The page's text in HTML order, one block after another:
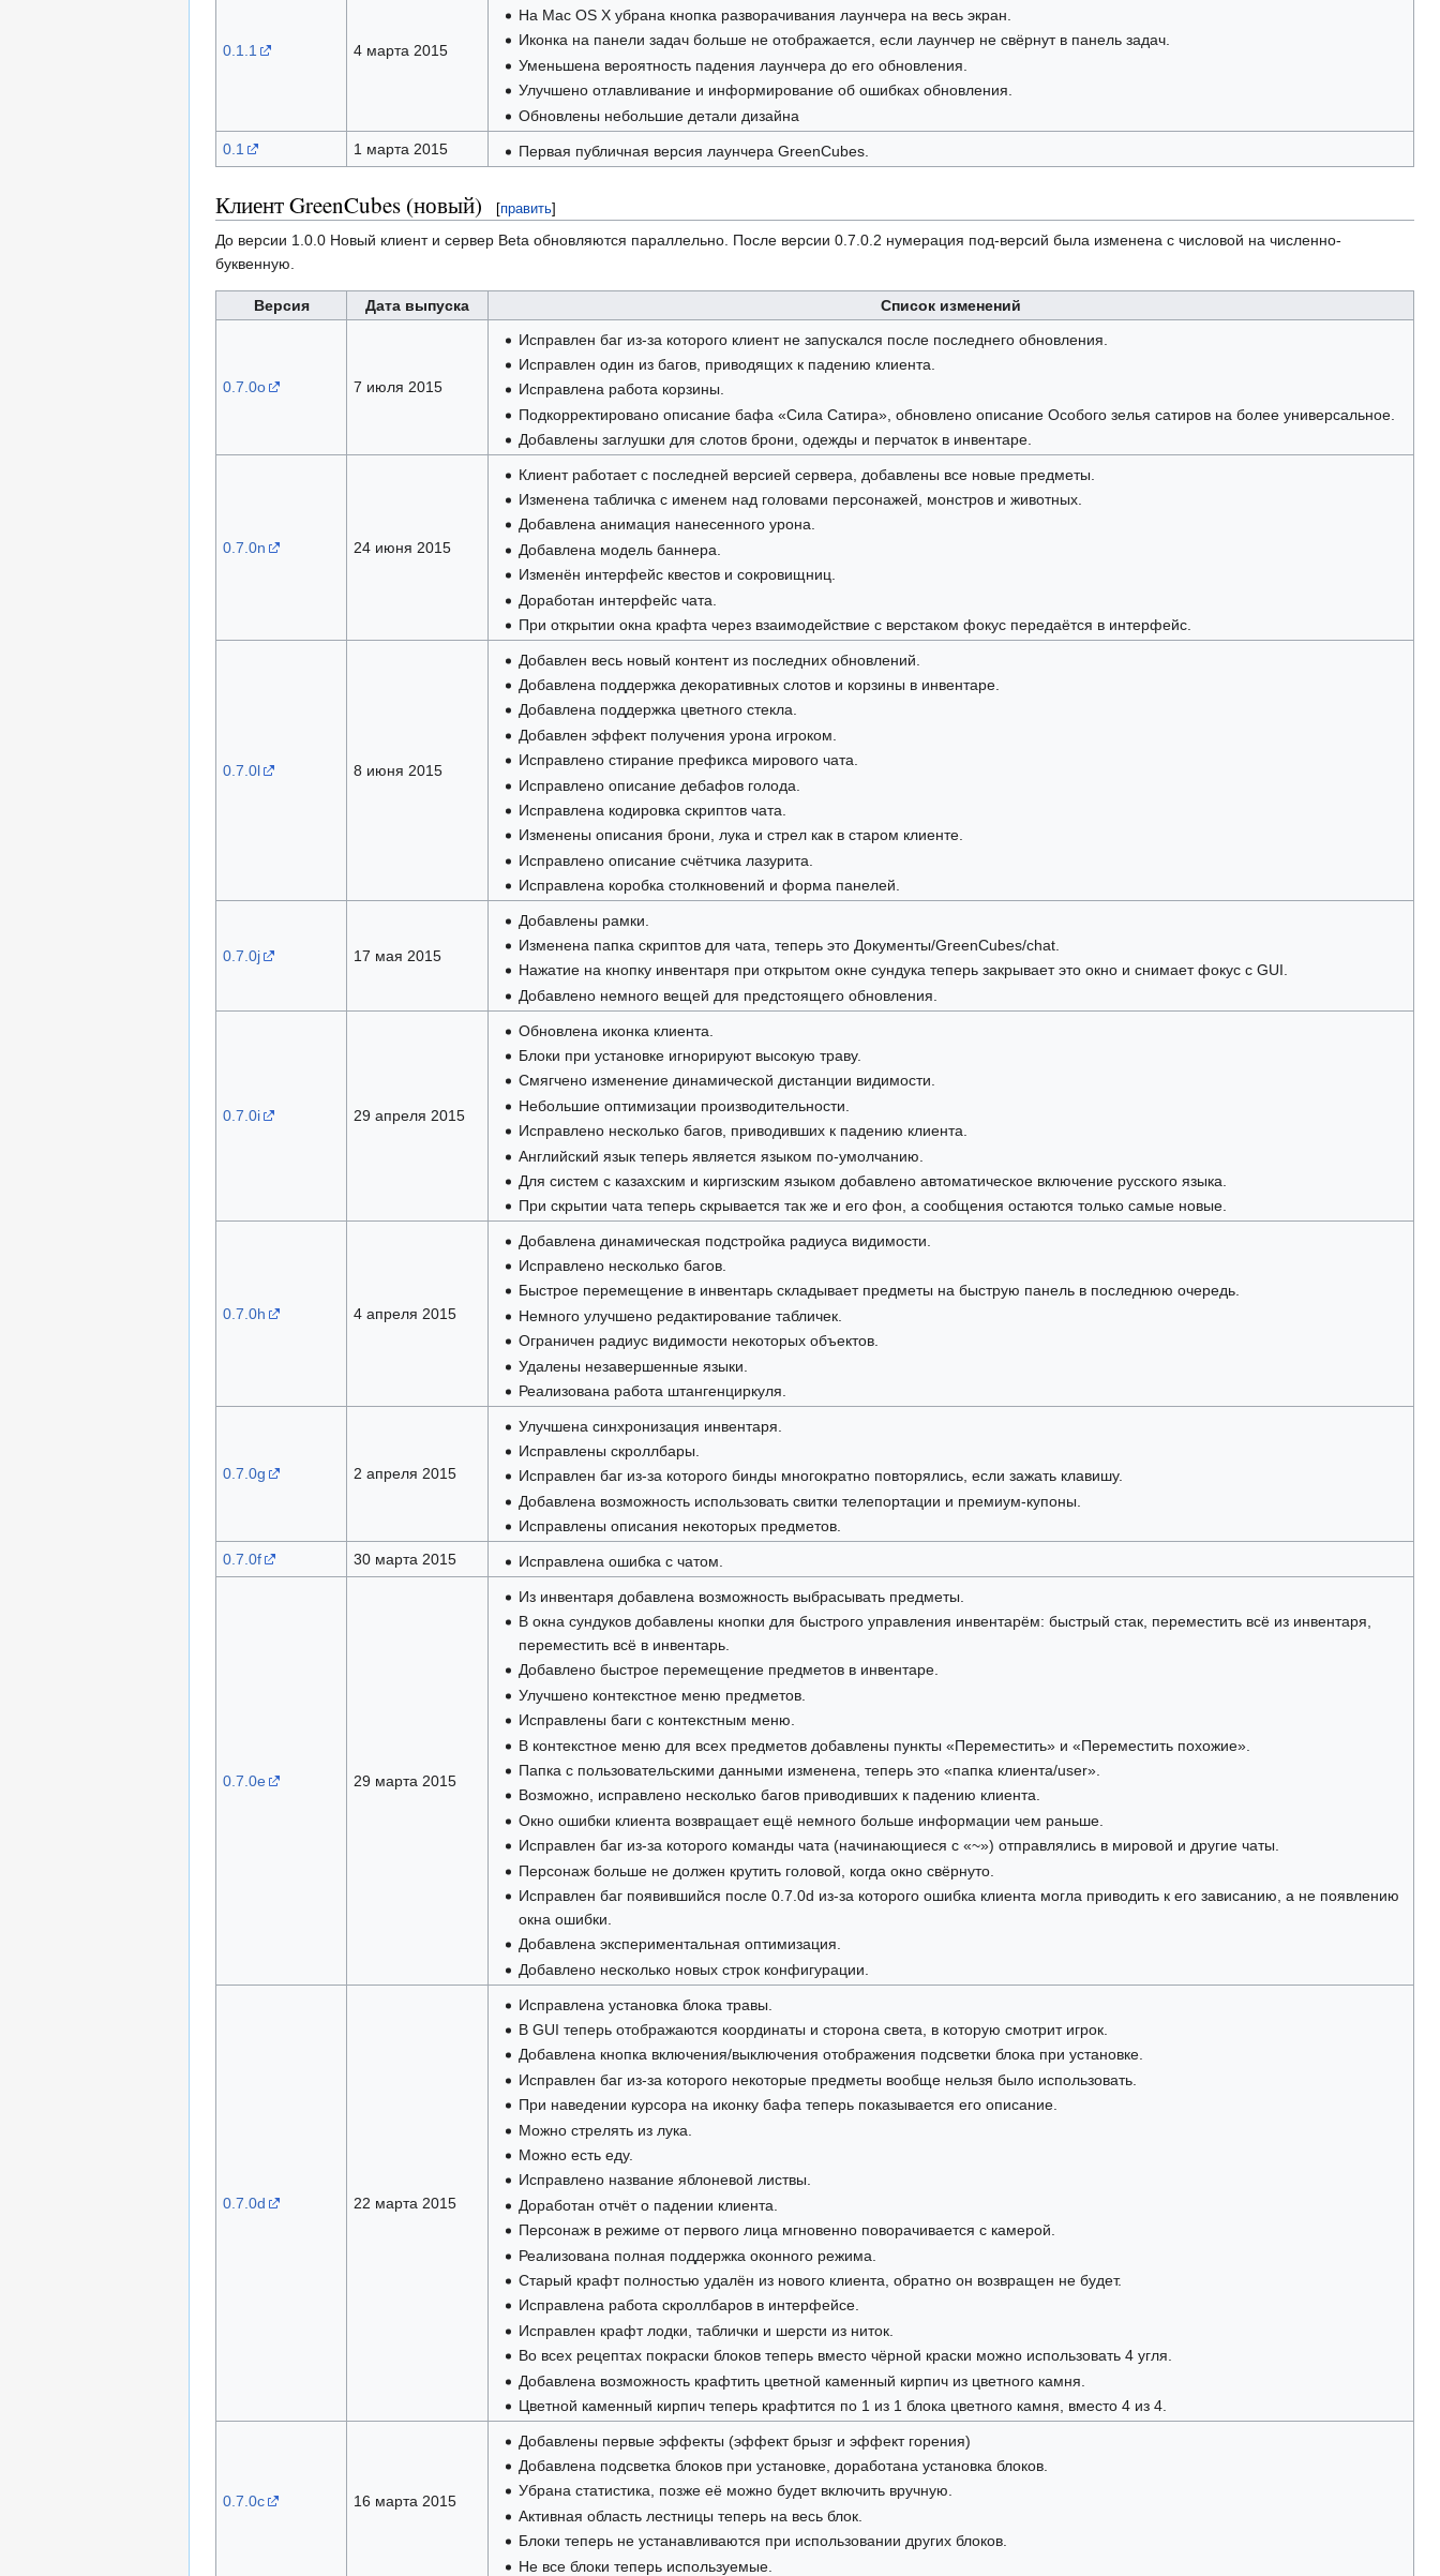
0.1.1 4 марта 2015
На Mac OS X убрана кнопка разворачивания лаунчера на весь экран.
Иконка на панели задач больше не отображается, если лаунчер не свёрнут в панель задач.
Уменьшена вероятность падения лаунчера до его обновления.
Улучшено отлавливание и информирование об ошибках обновления.
Обновлены небольшие детали дизайна
0.1
1 марта 2015 Первая публичная версия лаунчера GreenCubes.
Клиент GreenCubes (новый) [править]
До версии 1.0.0 Новый клиент и сервер Beta обновляются параллельно. После версии 0.7.0.2 нумерация под-версий была изменена с числовой на численно-
буквенную.
Версия Дата выпуска Список изменений
0.7.0o 7 июля 2015
Исправлен баг из-за которого клиент не запускался после последнего обновления.
Исправлен один из багов, приводящих к падению клиента.
Исправлена работа корзины.
Подкорректировано описание бафа «Сила Сатира», обновлено описание Особого зелья сатиров на более универсальное.
Добавлены заглушки для слотов брони, одежды и перчаток в инвентаре.
0.7.0n 24 июня 2015
Клиент работает с последней версией сервера, добавлены все новые предметы.
Изменена табличка с именем над головами персонажей, монстров и животных.
Добавлена анимация нанесенного урона.
Добавлена модель баннера.
Изменён интерфейс квестов и сокровищниц.
Доработан интерфейс чата.
При открытии окна крафта через взаимодействие с верстаком фокус передаётся в интерфейс.
0.7.0l 8 июня 2015
Добавлен весь новый контент из последних обновлений.
Добавлена поддержка декоративных слотов и корзины в инвентаре.
Добавлена поддержка цветного стекла.
Добавлен эффект получения урона игроком.
Исправлено стирание префикса мирового чата.
Исправлено описание дебафов голода.
Исправлена кодировка скриптов чата.
Изменены описания брони, лука и стрел как в старом клиенте.
Исправлено описание счётчика лазурита.
Исправлена коробка столкновений и форма панелей.
0.7.0j 17 мая 2015
Добавлены рамки.
Изменена папка скриптов для чата, теперь это Документы/GreenCubes/chat.
Нажатие на кнопку инвентаря при открытом окне сундука теперь закрывает это окно и снимает фокус с GUI.
Добавлено немного вещей для предстоящего обновления.
0.7.0i 29 апреля 2015
Обновлена иконка клиента.
Блоки при установке игнорируют высокую траву.
Смягчено изменение динамической дистанции видимости.
Небольшие оптимизации производительности.
Исправлено несколько багов, приводивших к падению клиента.
Английский язык теперь является языком по-умолчанию.
Для систем с казахским и киргизским языком добавлено автоматическое включение русского языка.
При скрытии чата теперь скрывается так же и его фон, а сообщения остаются только самые новые.
0.7.0h 4 апреля 2015
Добавлена динамическая подстройка радиуса видимости.
Исправлено несколько багов.
Быстрое перемещение в инвентарь складывает предметы на быструю панель в последнюю очередь.
Немного улучшено редактирование табличек.
Ограничен радиус видимости некоторых объектов.
Удалены незавершенные языки.
Реализована работа штангенциркуля.
0.7.0g 2 апреля 2015
Улучшена синхронизация инвентаря.
Исправлены скроллбары.
Исправлен баг из-за которого бинды многократно повторялись, если зажать клавишу.
Добавлена возможность использовать свитки телепортации и премиум-купоны.
Исправлены описания некоторых предметов.
0.7.0f
30 марта 2015 Исправлена ошибка с чатом.
0.7.0e 29 марта 2015
Из инвентаря добавлена возможность выбрасывать предметы.
В окна сундуков добавлены кнопки для быстрого управления инвентарём: быстрый стак, переместить всё из инвентаря,
переместить всё в инвентарь.
Добавлено быстрое перемещение предметов в инвентаре.
Улучшено контекстное меню предметов.
Исправлены баги с контекстным меню.
В контекстное меню для всех предметов добавлены пункты «Переместить» и «Переместить похожие».
Папка с пользовательскими данными изменена, теперь это «папка клиента/user».
Возможно, исправлено несколько багов приводивших к падению клиента.
Окно ошибки клиента возвращает ещё немного больше информации чем раньше.
Исправлен баг из-за которого команды чата (начинающиеся с «~») отправлялись в мировой и другие чаты.
Персонаж больше не должен крутить головой, когда окно свёрнуто.
Исправлен баг появившийся после 0.7.0d из-за которого ошибка клиента могла приводить к его зависанию, а не появлению
окна ошибки.
Добавлена экспериментальная оптимизация.
Добавлено несколько новых строк конфигурации.
0.7.0d 22 марта 2015
Исправлена установка блока травы.
В GUI теперь отображаются координаты и сторона света, в которую смотрит игрок.
Добавлена кнопка включения/выключения отображения подсветки блока при установке.
Исправлен баг из-за которого некоторые предметы вообще нельзя было использовать.
При наведении курсора на иконку бафа теперь показывается его описание.
Можно стрелять из лука.
Можно есть еду.
Исправлено название яблоневой листвы.
Доработан отчёт о падении клиента.
Персонаж в режиме от первого лица мгновенно поворачивается с камерой.
Реализована полная поддержка оконного режима.
Старый крафт полностью удалён из нового клиента, обратно он возвращен не будет.
Исправлена работа скроллбаров в интерфейсе.
Исправлен крафт лодки, таблички и шерсти из ниток.
Во всех рецептах покраски блоков теперь вместо чёрной краски можно использовать 4 угля.
Добавлена возможность крафтить цветной каменный кирпич из цветного камня.
Цветной каменный кирпич теперь крафтится по 1 из 1 блока цветного камня, вместо 4 из 4.
0.7.0с 16 марта 2015
Добавлены первые эффекты (эффект брызг и эффект горения)
Добавлена подсветка блоков при установке, доработана установка блоков.
Убрана статистика, позже её можно будет включить вручную.
Активная область лестницы теперь на весь блок.
Блоки теперь не устанавливаются при использовании других блоков.
Не все блоки теперь используемые.